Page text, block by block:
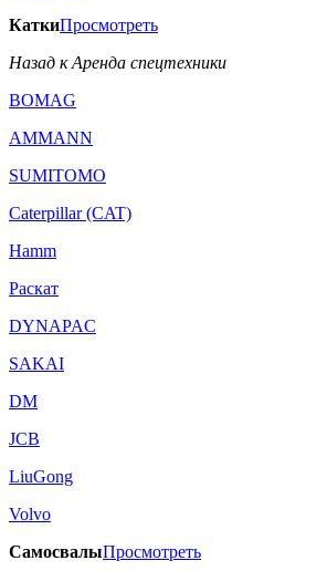
КаткиПросмотреть
Назад к Аренда спецтехники
BOMAG
AMMANN
SUMITOMO
Caterpillar (CAT)
Hamm
Раскат
DYNAPAC
SAKAI
DM
JCB
LiuGong
Volvo
СамосвалыПросмотреть